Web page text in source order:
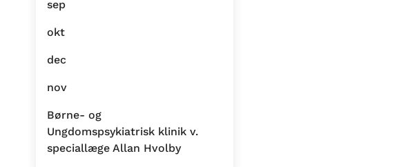
sep
okt
dec
nov
Børne- og
Ungdomspsykiatrisk klinik v.
speciallæge Allan Hvolby